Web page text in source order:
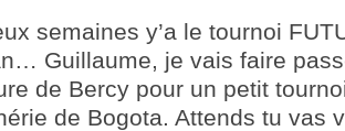
semaines y’a le tournoi
Guillaume, je vais faire
de Bercy pour un petit
de Bogota. Attends tu vas